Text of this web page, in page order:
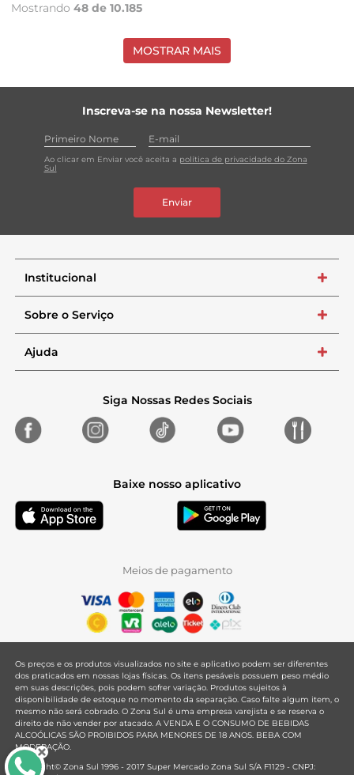
Mostrando 48 de 10.185
MOSTRAR MAIS
Inscreva-se na nossa Newsletter!
Ao clicar em Enviar você aceita a política de privacidade do Zona
Sul
Enviar
Institucional +
Sobre o Serviço +
Ajuda +
Siga Nossas Redes Sociais
Baixe nosso aplicativo
Meios de pagamento
Os preços e os produtos visualizados no site e aplicativo podem ser diferentes
dos praticados em nossas lojas físicas. Os itens pesáveis possuem peso médio
em suas descrições, pois podem sofrer variação. Produtos sujeitos à
disponibilidade de estoque no momento da separação. Caso falte algum item, o
mesmo não será cobrado. O Zona Sul é uma empresa varejista e se reserva o
direito de não vender por atacado. A VENDA E O CONSUMO DE BEBIDAS
ALCOÓLICAS SÃO PROIBIDOS PARA MENORES DE 18 ANOS. BEBA COM
MODERAÇÃO.
Copyright© Zona Sul 1996 - 2017 Super Mercado Zona Sul S/A F1129 - CNPJ: